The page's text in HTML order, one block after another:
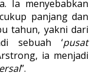
Ia menyebabkan
panjang dan
tahun, yakni dari
sebuah ‘pusat
ia menjadi
”.